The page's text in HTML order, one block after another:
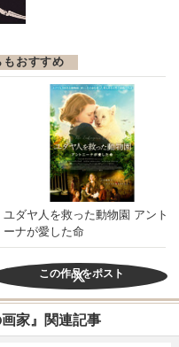
もおすすめ
ユダヤ人を救った動物園 アントニ
ーナが愛した命
この作品をポスト
家』関連記事